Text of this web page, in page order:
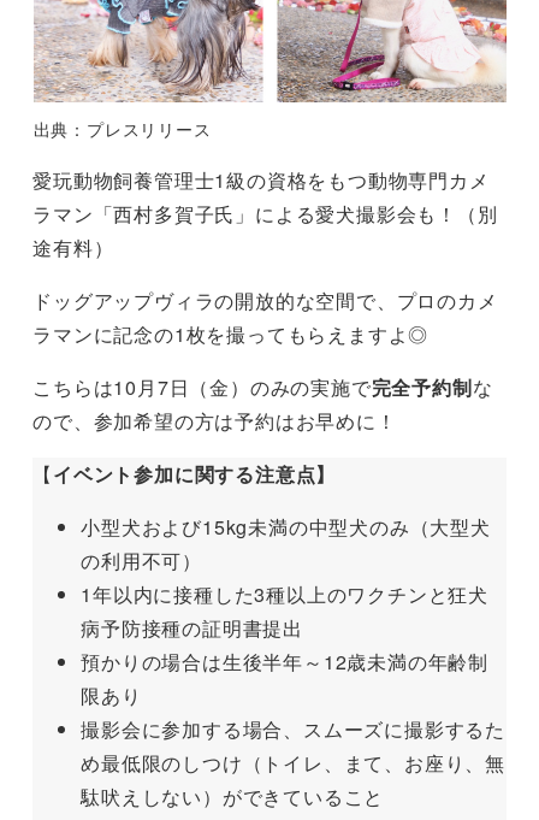
出典：プレスリリース
愛玩動物飼養管理士1級の資格をもつ動物専門カメ
ラマン「西村多賀子氏」による愛犬撮影会も！（別
途有料）
ドッグアップヴィラの開放的な空間で、プロのカメ
ラマンに記念の1枚を撮ってもらえますよ◎
こちらは10月7日（金）のみの実施で完全予約制な
ので、参加希望の方は予約はお早めに！
【イベント参加に関する注意点】
小型犬および15kg未満の中型犬のみ（大型犬
の利用不可）
1年以内に接種した3種以上のワクチンと狂犬
病予防接種の証明書提出
預かりの場合は生後半年～12歳未満の年齢制
限あり
撮影会に参加する場合、スムーズに撮影するた
め最低限のしつけ（トイレ、まて、お座り、無
駄吠えしない）ができていること